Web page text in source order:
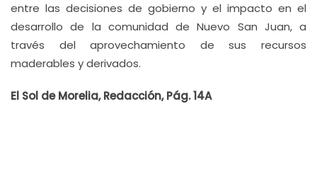
entre las decisiones de gobierno y el impacto en el
desarrollo de la comunidad de Nuevo San Juan, a
través del aprovechamiento de sus recursos
maderables y derivados.
El Sol de Morelia, Redacción, Pág. 14A